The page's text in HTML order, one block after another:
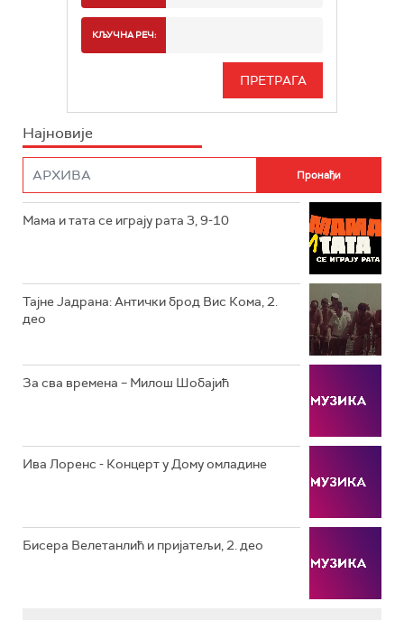
РТС 3
РТС ЖИВОТ
РТС КОЛО
ИНФО
КЉУЧНА РЕЧ:
Најновије
Мама и тата се играју рата 3, 9-10
Тајне Јадрана: Антички брод Вис Кома, 2.
део
За сва времена – Милош Шобајић
Ива Лоренс - Концерт у Дому омладине
Бисера Велетанлић и пријатељи, 2. део